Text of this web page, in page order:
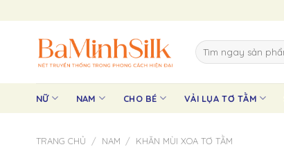
to
content
Tìm
kiếm:
NỮ NAM CHO BÉ VẢI LỤA TƠ TẰM
TRANG CHỦ / NAM / KHĂN MÙI XOA TƠ TẰM